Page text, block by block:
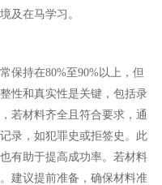
及在马学习。
保持在80%至90%以上，但
性和真实性是关键，包括录
若材料齐全且符合要求，通
录，如犯罪史或拒签史。此
有助于提高成功率。若材料
建议提前准备，确保材料准